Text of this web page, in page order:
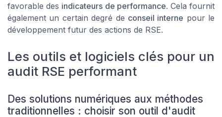
favorable des indicateurs de performance. Cela fournit
également un certain degré de conseil interne pour le
développement futur des actions de RSE.
Les outils et logiciels clés pour un
audit RSE performant
Des solutions numériques aux méthodes
traditionnelles : choisir son outil d'audit